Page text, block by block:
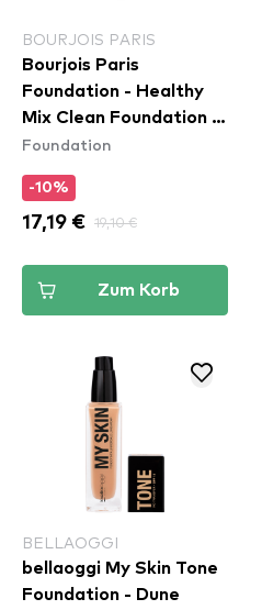
BOURJOIS PARIS
Bourjois Paris
Foundation - Healthy
Mix Clean Foundation -
54N Beige
Foundation
-10%
17,19 € 19,10 €
Zum Korb
BELLAOGGI
bellaoggi My Skin Tone
Foundation - Dune